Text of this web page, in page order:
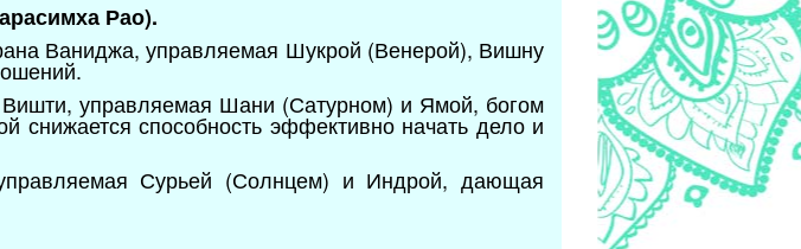
Рао).
Ваниджа, управляемая Шукрой (Венерой), Вишну
управляемая Шани (Сатурном) и Ямой, богом
снижается способность эффективно начать дело и
Сурьей (Солнцем) и Индрой, дающая